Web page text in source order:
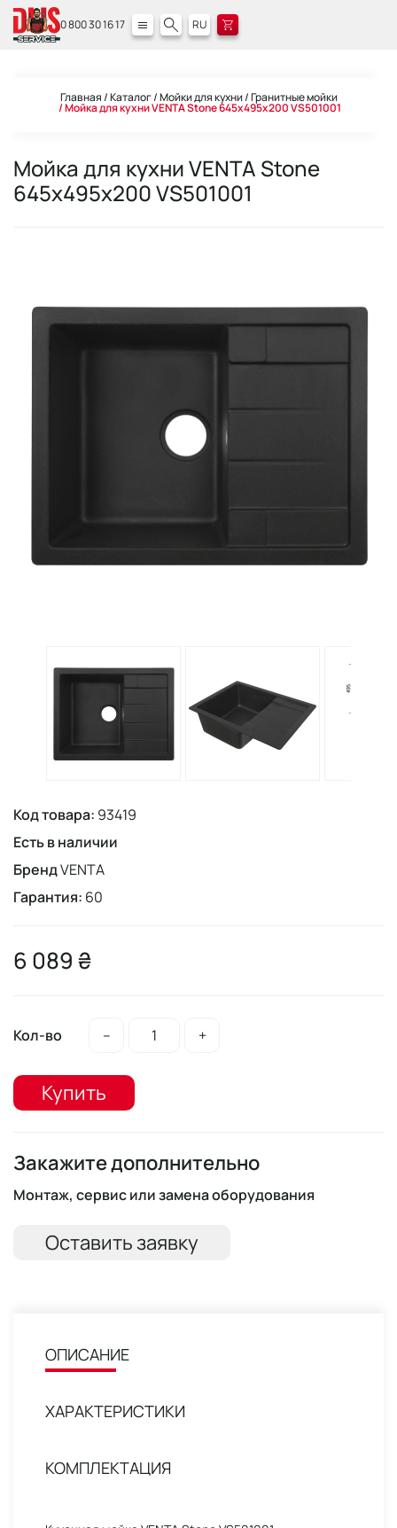
0 800 30 16 17 RU
Главная Каталог Мойки для кухни Гранитные мойки
Мойка для кухни VENTA Stone 645х495х200 VS501001
Мойка для кухни VENTA Stone
645х495х200 VS501001
Код товара: 93419
Есть в наличии
БрендVENTA
Гарантия: 60
6 089 ₴
Кол-во – +
Купить
Закажите дополнительно
Монтаж, сервис или замена оборудования
Оставить заявку
ОПИСАНИЕ
ХАРАКТЕРИСТИКИ
КОМПЛЕКТАЦИЯ